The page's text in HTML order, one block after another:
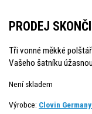
PRODEJ
Tři vonné měkké
Vašeho šatníku
Není skladem
Výrobce: Clovin Germany